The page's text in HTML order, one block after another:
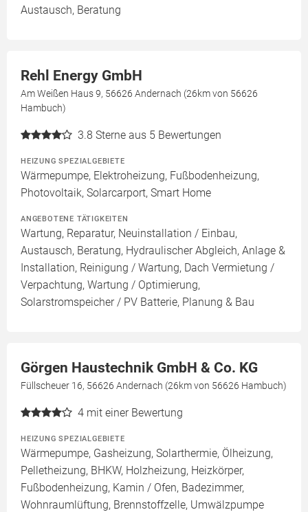
Austausch, Beratung
Rehl Energy GmbH
Am Weißen Haus 9, 56626 Andernach (26km von 56626
Hambuch)
3.8 Sterne aus 5 Bewertungen
HEIZUNG SPEZIALGEBIETE
Wärmepumpe, Elektroheizung, Fußbodenheizung,
Photovoltaik, Solarcarport, Smart Home
ANGEBOTENE TÄTIGKEITEN
Wartung, Reparatur, Neuinstallation / Einbau,
Austausch, Beratung, Hydraulischer Abgleich, Anlage &
Installation, Reinigung / Wartung, Dach Vermietung /
Verpachtung, Wartung / Optimierung,
Solarstromspeicher / PV Batterie, Planung & Bau
Görgen Haustechnik GmbH & Co. KG
Füllscheuer 16, 56626 Andernach (26km von 56626 Hambuch)
4 mit einer Bewertung
HEIZUNG SPEZIALGEBIETE
Wärmepumpe, Gasheizung, Solarthermie, Ölheizung,
Pelletheizung, BHKW, Holzheizung, Heizkörper,
Fußbodenheizung, Kamin / Ofen, Badezimmer,
Wohnraumlüftung, Brennstoffzelle, Umwälzpumpe